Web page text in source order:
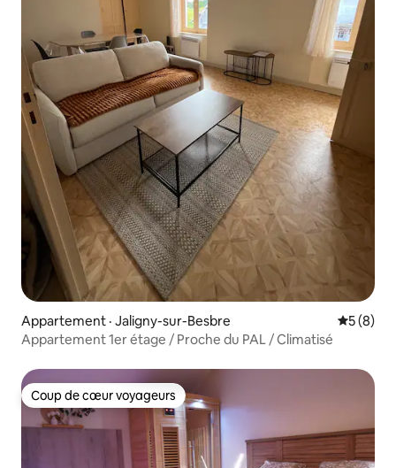
Appartement · Jaligny-sur-Besbre Note
5 (8)
Appartement 1er étage / Proche du PAL / Climatisé
Coup de cœur voyageurs
Coup de cœur voyageurs